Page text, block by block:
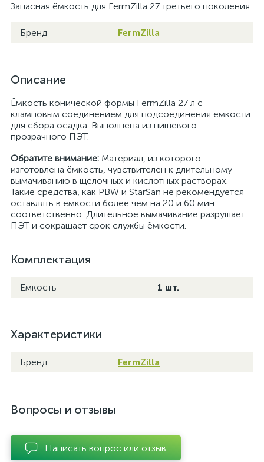
Запасная ёмкость для FermZilla 27 третьего поколения.
Бренд FermZilla
Описание
Ёмкость конической формы FermZilla 27 л с
кламповым соединением для подсоединения ёмкости
для сбора осадка. Выполнена из пищевого
прозрачного ПЭТ.
Обратите внимание: Материал, из которого
изготовлена ёмкость, чувствителен к длительному
вымачиванию в щелочных и кислотных растворах.
Такие средства, как PBW и StarSan не рекомендуется
оставлять в ёмкости более чем на 20 и 60 мин
соответственно. Длительное вымачивание разрушает
ПЭТ и сокращает срок службы ёмкости.
Комплектация
Ёмкость 1 шт.
Характеристики
Бренд FermZilla
Вопросы и отзывы
Написать вопрос или отзыв